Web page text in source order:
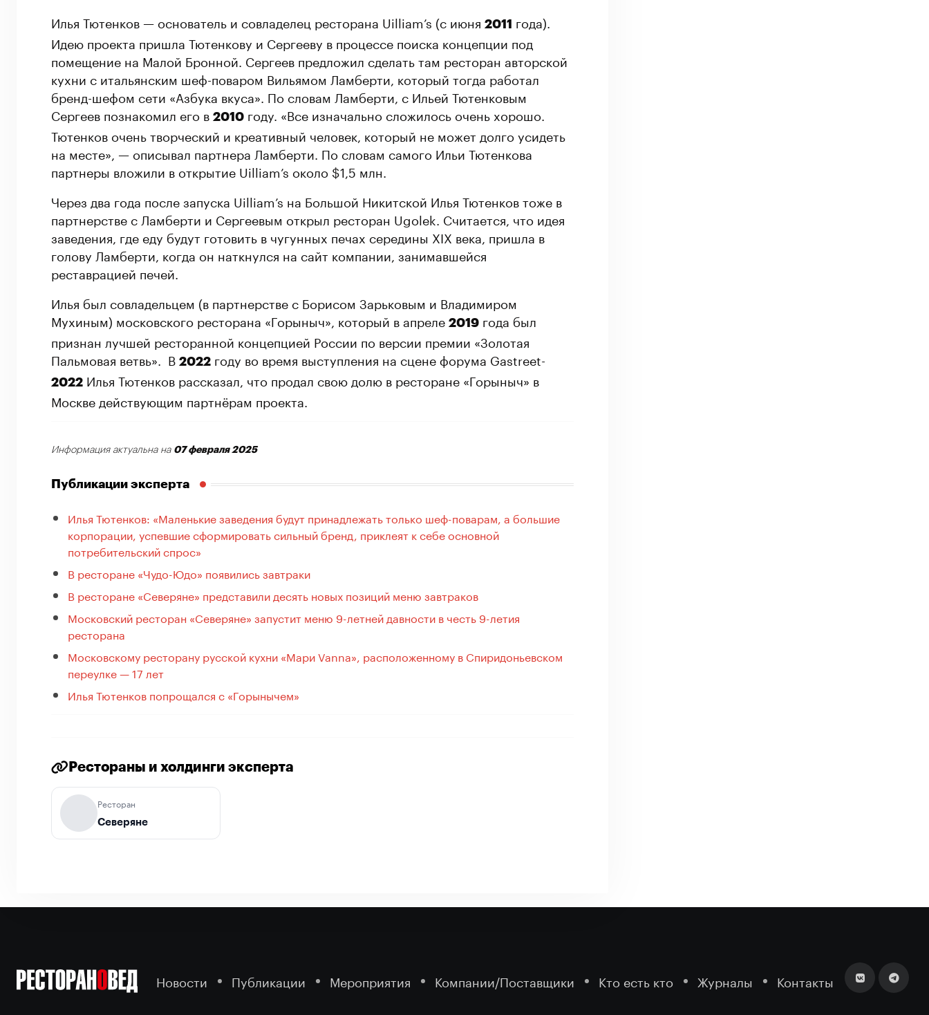
Илья Тютенков — основатель и совладелец ресторана Uilliam’s (с июня 2011
года).
Идею проекта пришла Тютенкову и Сергееву в процессе поиска концепции под
помещение на Малой Бронной. Сергеев предложил сделать там ресторан авторской
кухни с итальянским шеф-поваром Вильямом Ламберти, который тогда работал
бренд-шефом сети «Азбука вкуса». По словам Ламберти, с Ильей Тютенковым
Сергеев познакомил его в 2010 году. «Все изначально сложилось очень хорошо.
Тютенков очень творческий и креативный человек, который не может долго усидеть
на месте», — описывал партнера Ламберти. По словам самого Ильи Тютенкова
партнеры вложили в открытие Uilliam’s около $1,5 млн.
Через два года после запуска Uilliam’s на Большой Никитской Илья Тютенков тоже в
партнерстве с Ламберти и Сергеевым открыл ресторан Ugolek. Считается, что идея
заведения, где еду будут готовить в чугунных печах середины XIX века, пришла в
голову Ламберти, когда он наткнулся на сайт компании, занимавшейся
реставрацией печей.
Илья был совладельцем (в партнерстве с Борисом Зарьковым и Владимиром
Мухиным) московского ресторана «Горыныч», который в апреле 2019 года был
признан лучшей ресторанной концепцией России по версии премии «Золотая
Пальмовая ветвь». В 2022 году во время выступления на сцене форума Gastreet-
2022 Илья Тютенков рассказал, что продал свою долю в ресторане «Горыныч» в
Москве действующим партнёрам проекта.
Информация актуальна на 07 февраля 2025
Публикации эксперта
Илья Тютенков: «Маленькие заведения будут принадлежать только шеф-поварам, а большие
корпорации, успевшие сформировать сильный бренд, приклеят к себе основной
потребительский спрос»
В ресторане «Чудо-Юдо» появились завтраки
В ресторане «Северяне» представили десять новых позиций меню завтраков
Московский ресторан «Северяне» запустит меню 9-летней давности в честь 9-летия
ресторана
Московскому ресторану русской кухни «Мари Vanna», расположенному в Спиридоньевском
переулке — 17 лет
Илья Тютенков попрощался с «Горынычем»
Рестораны и холдинги эксперта
Ресторан
Северяне
Новости Публикации Мероприятия Компании/Поставщики Кто есть кто Журналы Контакты